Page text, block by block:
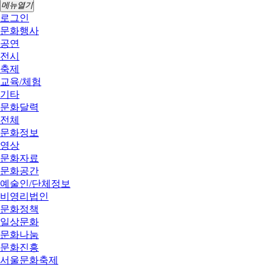
메뉴열기
로그인
문화행사
공연
전시
축제
교육/체험
기타
문화달력
전체
문화정보
영상
문화자료
문화공간
예술인/단체정보
비영리법인
문화정책
일상문화
문화나눔
문화진흥
서울문화축제